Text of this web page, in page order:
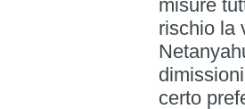
misure
rischio la
certo